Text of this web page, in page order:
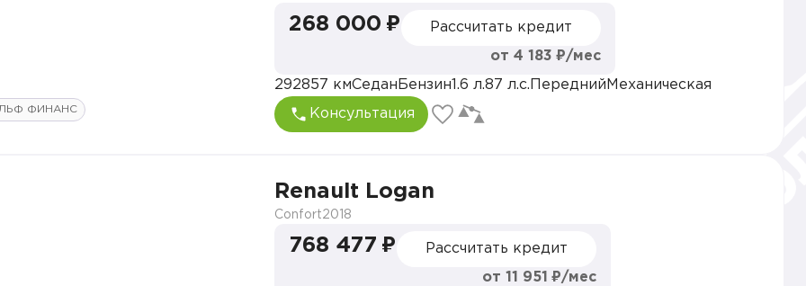
ФИНАНС
268 000 ₽ Рассчитать кредит
от 4 183 ₽/мес
292857 кмСедан Бензин 1.6 л.87 л.с. Передний Механическая
Консультация
Renault Logan
Confort2018
768 477 ₽ Рассчитать кредит
от 11 951 ₽/мес